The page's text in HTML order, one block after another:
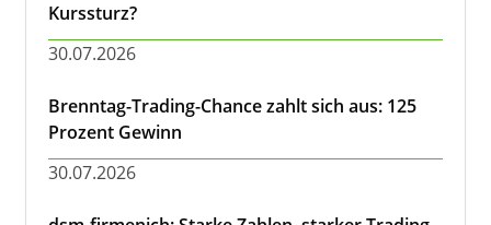
Kurssturz?
30.07.2026
Brenntag-Trading-Chance zahlt sich aus: 125
Prozent Gewinn
30.07.2026